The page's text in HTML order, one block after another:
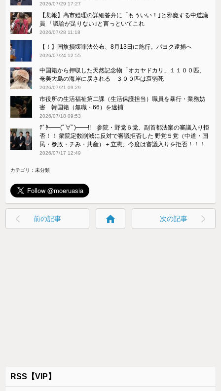
2026/07/29 17:27
【悲報】高市総理の詳細答弁に「もういい！｣と邪魔する中道議
員 「議論が足りない｣と言っといてこれ
2026/07/28 11:18
【！】国旗損壊罪法公布、8月13日に施行。パヨク逮捕へ
2026/07/24 12:55
中国籍から押収した天然記念物「オカヤドカリ」１１００匹、
奄美大島の海岸に戻される ３００匹は衰弱死
2026/07/21 09:29
市役所の生活福祉第二課（生活保護担当）職員を暴行・業務妨
害 韓国籍（無職・66）を逮捕
2026/07/18 09:53
ﾃﾞﾀ━━(ﾟ∀ﾟ)━━!! 参院・野党６党、副首都法案の審議入り拒
否！！ 衆院定数削減に反対で審議拒否した 野党５党（中道・国
民・参政・チみ・共産）＋立憲、今度は審議入りを拒否！！！
2026/07/17 12:49
カテゴリ：未分類
前の記事 home 次の記事
RSS【VIP】